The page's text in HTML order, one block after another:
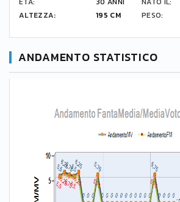
ALTEZZA:
195 CM PESO:
ANDAMENTO STATISTICO